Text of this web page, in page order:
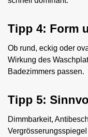
Tipp 4: Form
Ob rund, eckig oder
Wirkung des
Badezimmers passen.
Tipp 5:
Dimmbarkeit,